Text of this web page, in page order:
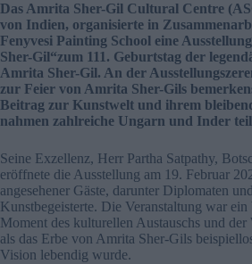
Das Amrita Sher-Gil Cultural Centre
von Indien, organisierte in
Fenyvesi Painting School eine
Sher-Gil“zum 111. Geburtstag der
Amrita Sher-Gil. An der
zur Feier von Amrita Sher-Gils
Beitrag zur Kunstwelt und ihrem
nahmen zahlreiche Ungarn und Inder
Seine Exzellenz, Herr Partha Satpathy,
eröffnete die Ausstellung am 19. Februar
angesehener Gäste, darunter Diplomaten und
Kunstbegeisterte. Die Veranstaltung war ein
Moment des kulturellen Austauschs und der
als das Erbe von Amrita Sher-Gils
Vision lebendig wurde.